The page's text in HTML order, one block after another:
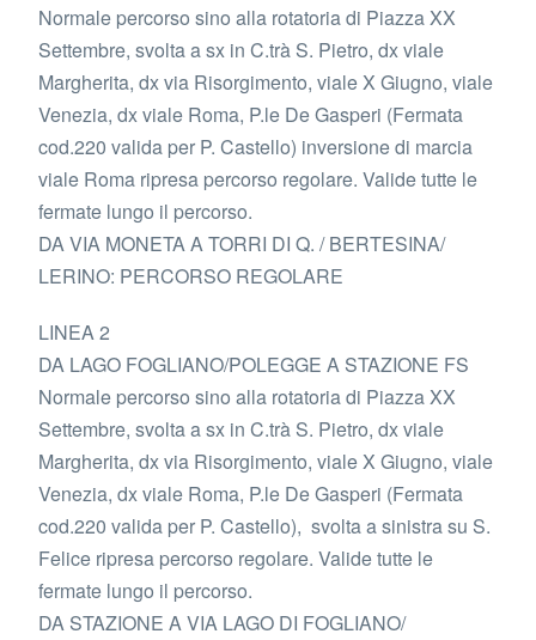
Normale percorso sino alla rotatoria di Piazza XX
Settembre, svolta a sx in C.trà S. Pietro, dx viale
Margherita, dx via Risorgimento, viale X Giugno, viale
Venezia, dx viale Roma, P.le De Gasperi (Fermata
cod.220 valida per P. Castello) inversione di marcia
viale Roma ripresa percorso regolare. Valide tutte le
fermate lungo il percorso.
DA VIA MONETA A TORRI DI Q. / BERTESINA/
LERINO: PERCORSO REGOLARE
LINEA 2
DA LAGO FOGLIANO/POLEGGE A STAZIONE FS
Normale percorso sino alla rotatoria di Piazza XX
Settembre, svolta a sx in C.trà S. Pietro, dx viale
Margherita, dx via Risorgimento, viale X Giugno, viale
Venezia, dx viale Roma, P.le De Gasperi (Fermata
cod.220 valida per P. Castello), svolta a sinistra su S.
Felice ripresa percorso regolare. Valide tutte le
fermate lungo il percorso.
DA STAZIONE A VIA LAGO DI FOGLIANO/